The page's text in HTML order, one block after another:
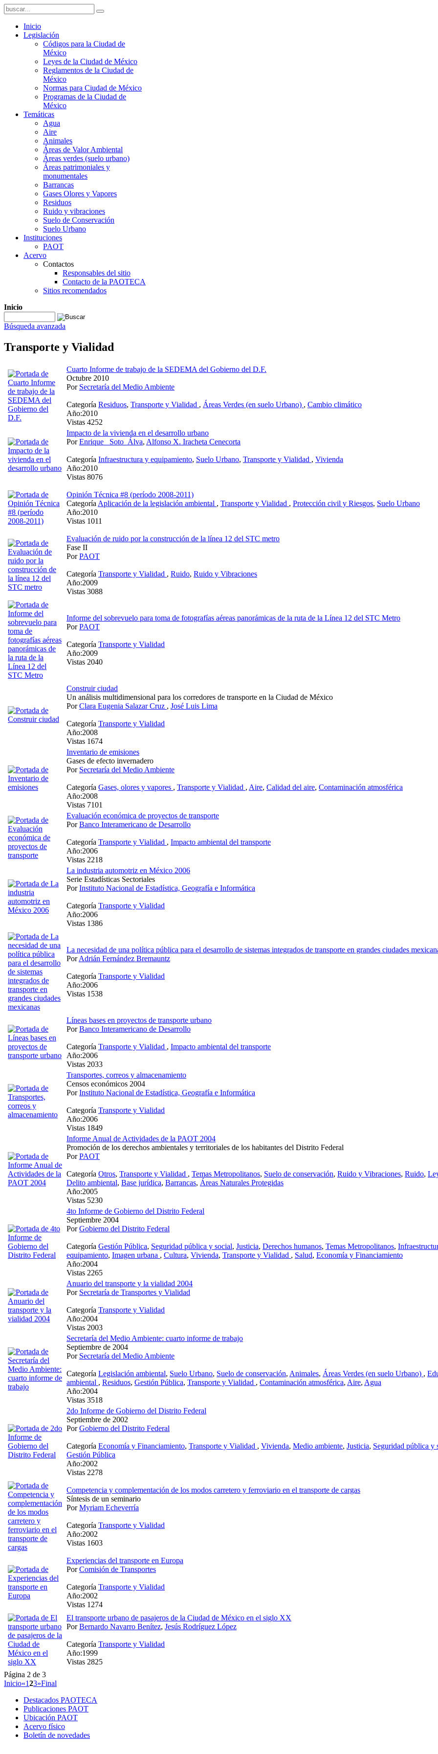
Inicio
Legislación
Códigos para la Ciudad de
México
Leyes de la Ciudad de México
Reglamentos de la Ciudad de
México
Normas para Ciudad de México
Programas de la Ciudad de
México
Temáticas
Agua
Aire
Animales
Áreas de Valor Ambiental
Áreas verdes (suelo urbano)
Áreas patrimoniales y
monumentales
Barrancas
Gases Olores y Vapores
Residuos
Ruido y vibraciones
Suelo de Conservación
Suelo Urbano
Instituciones
PAOT
Acervo
Contactos
Responsables del sitio
Contacto de la PAOTECA
Sitios recomendados
Inicio
Búsqueda avanzada
Transporte y Vialidad
Cuarto Informe de trabajo de la SEDEMA del Gobierno del D.F.
Octubre 2010
Por Secretaría del Medio Ambiente
Categoría Residuos, Transporte y Vialidad , Áreas Verdes (en suelo Urbano) , Cambio climático
Año:2010
Vistas 4252
Impacto de la vivienda en el desarrollo urbano
PorEnrique_ Soto_Álva, Alfonso X. Iracheta Cenecorta
Categoría Infraestructura y equipamiento, Suelo Urbano, Transporte y Vialidad , Vivienda
Año:2010
Vistas 8076
Opinión Técnica #8 (período 2008-2011)
Categoría Aplicación de la legislación ambiental , Transporte y Vialidad , Protección civil y Riesgos, Suelo Urbano
Año:2010
Vistas 1011
Evaluación de ruido por la construcción de la línea 12 del STC metro
Fase II
PorPAOT
Categoría Transporte y Vialidad , Ruido, Ruido y Vibraciones
Año:2009
Vistas 3088
Informe del sobrevuelo para toma de fotografías aéreas panorámicas de la ruta de la Línea 12 del STC Metro
PorPAOT
Categoría Transporte y Vialidad
Año:2009
Vistas 2040
Construir ciudad
Un análisis multidimensional para los corredores de transporte en la Ciudad de México
PorClara Eugenia Salazar Cruz , José Luis Lima
Categoría Transporte y Vialidad
Año:2008
Vistas 1674
Inventario de emisiones
Gases de efecto invernadero
Por Secretaría del Medio Ambiente
Categoría Gases, olores y vapores , Transporte y Vialidad , Aire, Calidad del aire, Contaminación atmosférica
Año:2008
Vistas 7101
Evaluación económica de proyectos de transporte
PorBanco Interamericano de Desarrollo
Categoría Transporte y Vialidad , Impacto ambiental del transporte
Año:2006
Vistas 2218
La industria automotriz en México 2006
Serie Estadísticas Sectoriales
PorInstituto Nacional de Estadística, Geografía e Informática
Categoría Transporte y Vialidad
Año:2006
Vistas 1386
La necesidad de una política pública para el desarrollo de sistemas integrados de transporte en grandes ciudades
PorAdrián Fernández Bremauntz
Categoría Transporte y Vialidad
Año:2006
Vistas 1538
Líneas bases en proyectos de transporte urbano
PorBanco Interamericano de Desarrollo
Categoría Transporte y Vialidad , Impacto ambiental del transporte
Año:2006
Vistas 2033
Transportes, correos y almacenamiento
Censos económicos 2004
PorInstituto Nacional de Estadística, Geografía e Informática
Categoría Transporte y Vialidad
Año:2006
Vistas 1849
Informe Anual de Actividades de la PAOT 2004
Promoción de los derechos ambientales y territoriales de los habitantes del Distrito Federal
PorPAOT
Categoría Otros, Transporte y Vialidad , Temas Metropolitanos, Suelo de conservación, Ruido y Vibraciones, Ruido,
Delito ambiental, Base jurídica, Barrancas, Áreas Naturales Protegidas
Año:2005
Vistas 5230
4to Informe de Gobierno del Distrito Federal
Septiembre 2004
PorGobierno del Distrito Federal
Categoría Gestión Pública, Seguridad pública y social, Justicia, Derechos humanos, Temas Metropolitanos,
equipamiento, Imagen urbana , Cultura, Vivienda, Transporte y Vialidad , Salud, Economía y Financiamiento
Año:2004
Vistas 2265
Anuario del transporte y la vialidad 2004
Por Secretaría de Transportes y Vialidad
Categoría Transporte y Vialidad
Año:2004
Vistas 2003
Secretaría del Medio Ambiente: cuarto informe de trabajo
Septiembre de 2004
Por Secretaría del Medio Ambiente
Categoría Legislación ambiental, Suelo Urbano, Suelo de conservación, Animales, Áreas Verdes (en suelo Urbano) ,
ambiental , Residuos, Gestión Pública, Transporte y Vialidad , Contaminación atmosférica, Aire, Agua
Año:2004
Vistas 3518
2do Informe de Gobierno del Distrito Federal
Septiembre de 2002
PorGobierno del Distrito Federal
Categoría Economía y Financiamiento, Transporte y Vialidad , Vivienda, Medio ambiente, Justicia, Seguridad pública y
Gestión Pública
Año:2002
Vistas 2278
Competencia y complementación de los modos carretero y ferroviario en el transporte de cargas
Síntesis de un seminario
PorMyriam Echeverría
Categoría Transporte y Vialidad
Año:2002
Vistas 1603
Experiencias del transporte en Europa
PorComisión de Transportes
Categoría Transporte y Vialidad
Año:2002
Vistas 1274
El transporte urbano de pasajeros de la Ciudad de México en el siglo XX
PorBernardo Navarro Benítez, Jesús Rodríguez López
Categoría Transporte y Vialidad
Año:1999
Vistas 2825
Página 2 de 3
Inicio«123»Final
Destacados PAOTECA
Publicaciones PAOT
Ubicación PAOT
Acervo físico
Boletín de novedades